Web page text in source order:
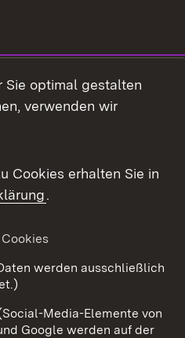
Kontakt
Datenschutz
Sie optimal gestalten
verwenden wir
Cookies erhalten Sie in
.
werden ausschließlich
Media-Elemente von
Google werden auf der